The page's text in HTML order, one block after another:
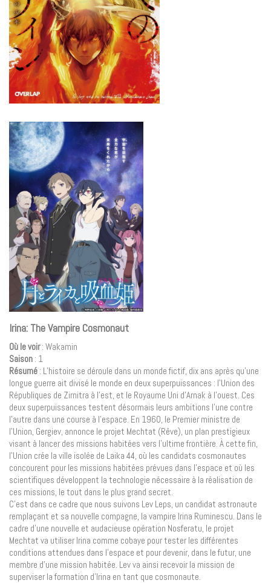
Irina: The Vampire Cosmonaut
Où le voir: Wakamin
Saison : 1
Résumé : L’histoire se déroule dans un monde fictif, dix ans après qu’une
longue guerre ait divisé le monde en deux superpuissances : l’Union des
Républiques de Zirnitra à l’est, et le Royaume Uni d’Arnak à l’ouest. Ces
deux superpuissances testent désormais leurs ambitions l’une contre
l’autre dans une course à l’espace. En 1960, le Premier ministre de
l’Union, Gergiev, annonce le projet Mechtat (Rêve), un plan prestigieux
visant à lancer des missions habitées vers l’ultime frontière. À cette fin,
l’Union crée la ville isolée de Laika 44, où les candidats cosmonautes
concourent pour les missions habitées prévues dans l’espace et où les
scientifiques développent la technologie nécessaire à la réalisation de
ces missions, le tout dans le plus grand secret.
C’est dans ce cadre que nous suivons Lev Leps, un candidat astronaute
remplaçant et sa nouvelle compagne, la vampire Irina Ruminescu. Dans le
cadre d’une nouvelle et audacieuse opération Nosferatu, le projet
Mechtat va utiliser Irina comme cobaye pour tester les différentes
conditions attendues dans l’espace et pour devenir, dans le futur, une
membre d’une mission habitée. Lev va ainsi recevoir la mission de
superviser la formation d’Irina en tant que cosmonaute.